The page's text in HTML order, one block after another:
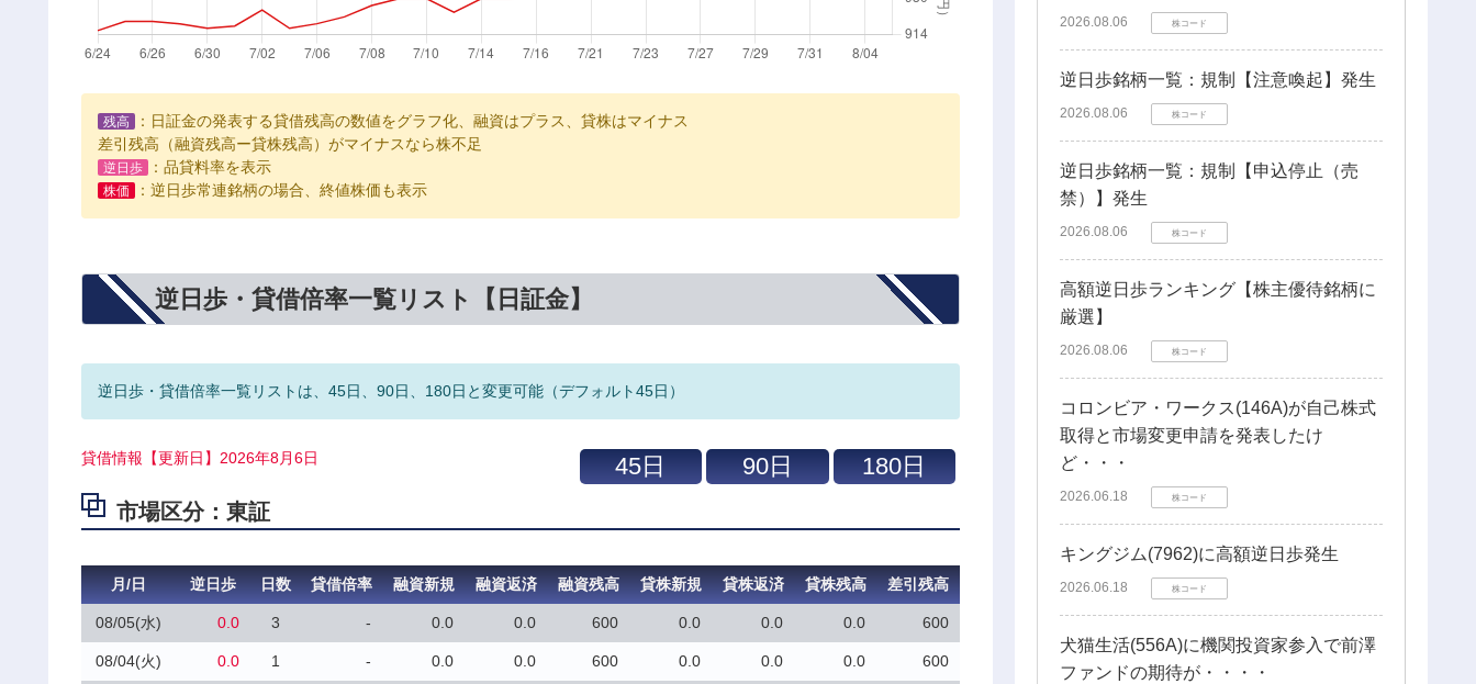
残高
：日証金の発表する貸借残高の数値をグラフ化、融資はプラス、貸株はマイナス
差引残高（融資残高ー貸株残高）がマイナスなら株不足
逆日歩 ：品貸料率を表示
株価 ：逆日歩常連銘柄の場合、終値株価も表示
逆日歩・貸借倍率一覧リスト【日証金】
逆日歩・貸借倍率一覧リストは、45日、90日、180日と変更可能（デフォルト45日）
貸借情報【更新日】2026年8月6日
市場区分：東証
月/日 逆日歩 日数 貸借倍率 融資新規 融資返済 融資残高 貸株新規 貸株返済 貸株残高 差引残高
08/05(水) 0.0 3 - 0.0 0.0 600 0.0 0.0 0.0 600
08/04(火) 0.0 1 - 0.0 0.0 600 0.0 0.0 0.0 600
2026.08.06 株コード
逆日歩銘柄一覧：規制【注意喚起】発生
2026.08.06 株コード
逆日歩銘柄一覧：規制【申込停止（売
禁）】発生
2026.08.06 株コード
高額逆日歩ランキング【株主優待銘柄に
厳選】
2026.08.06 株コード
コロンビア・ワークス(146A)が自己株式
取得と市場変更申請を発表したけ
ど・・・
2026.06.18 株コード
キングジム(7962)に高額逆日歩発生
2026.06.18 株コード
犬猫生活(556A)に機関投資家参入で前澤
ファンドの期待が・・・・